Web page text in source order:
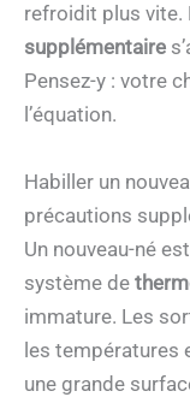
refroidit plus vite.
supplémentaire
Pensez-y : votre
l’équation.
Habiller un
précautions
Un nouveau-né
système de
immature. Les
les températures
une grande